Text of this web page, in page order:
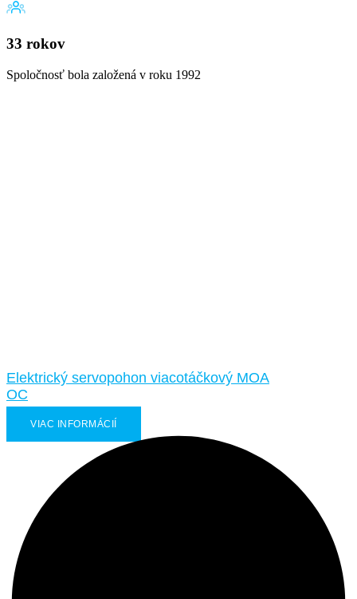
33 rokov
Spoločnosť bola založená v roku 1992
Elektrický servopohon viacotáčkový MOA
OC
VIAC INFORMÁCIÍ